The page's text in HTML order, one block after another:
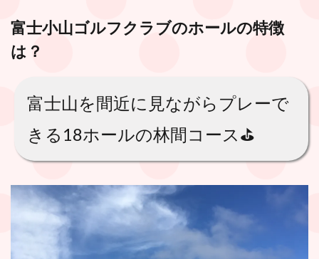
富士小山ゴルフクラブのホールの特徴
は？
富士山を間近に見ながらプレーで
きる18ホールの林間コース⛳️